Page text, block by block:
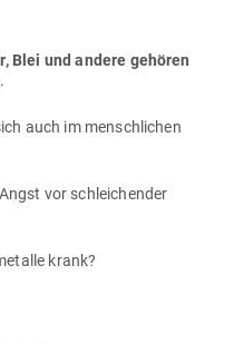
Blei und andere gehören
.
auch im mensch­lichen
vor schlei­chender
krank?